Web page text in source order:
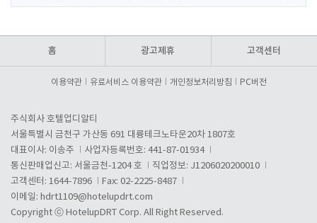
홈 광고제휴 고객센터
이용약관 유료서비스 이용약관 개인정보처리방침 PC버전
주식회사 호텔업디알티
서울특별시 금천구 가산동 691 대륭테크노타운20차 1807호
대표이사: 이송주
사업자등록번호: 441-87-01934
통신판매업신고: 서울금천-1204 호
직업정보: J1206020200010
고객센터: 1644-7896
Fax: 02-2225-8487
이메일: hdrt1109@hotelupdrt.com
Copyright ⓒ HotelupDRT Corp. All Right Reserved.